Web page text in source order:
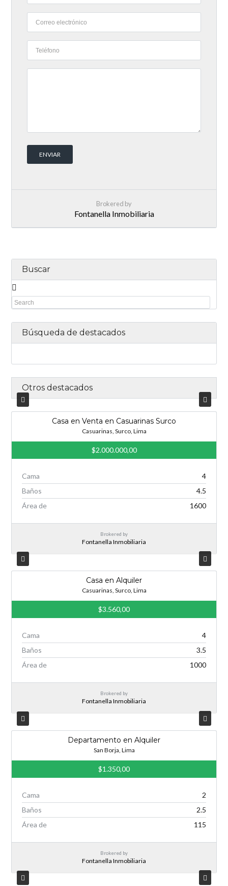
Brokered by
Fontanella Inmobiliaria
Buscar
Búsqueda de destacados
Otros destacados
Casa en Venta en Casuarinas Surco
Casuarinas, Surco, Lima
$2.000.000,00
Cama
4
Baños
4.5
Área de
1600
Brokered by
Fontanella Inmobiliaria
Casa en Alquiler
Casuarinas, Surco, Lima
$3.560,00
Cama
4
Baños
3.5
Área de
1000
Brokered by
Fontanella Inmobiliaria
Departamento en Alquiler
San Borja, Lima
$1.350,00
Cama
2
Baños
2.5
Área de
115
Brokered by
Fontanella Inmobiliaria